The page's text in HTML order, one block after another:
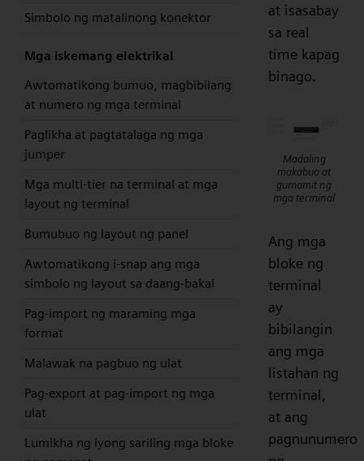
Simbolo ng matalinong konektor
Mga iskemang elektrikal
Awtomatikong bumuo, magbibilang
at numero ng mga terminal
Paglikha at pagtatalaga ng mga
jumper
Mga multi-tier na terminal at mga
layout ng terminal
Bumubuo ng layout ng panel
Awtomatikong i-snap ang mga
simbolo ng layout sa daang-bakal
Pag-import ng maraming mga
format
Malawak na pagbuo ng ulat
Pag-export at pag-import ng mga
ulat
Lumikha ng iyong sariling mga bloke
at isasabay
sa real
time kapag
binago.
Madaling
makabuo at
gumamit ng
mga terminal
Ang mga
bloke ng
terminal
ay
bibilangin
ang mga
listahan ng
terminal,
at ang
pagnunumero